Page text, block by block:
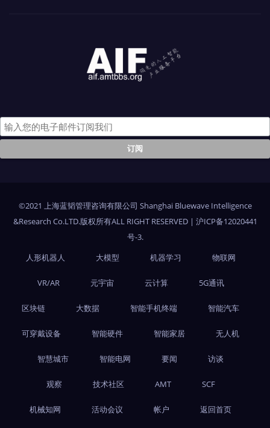
©2021 上海蓝韬管理咨询有限公司 Shanghai Bluewave Intelligence
&Research Co.LTD.版权所有ALL RIGHT RESERVED | 沪ICP备12020441
号-3.
人形机器人
大模型 机器学习 物联网
VR/AR 元宇宙 云计算 5G通讯
区块链 大数据 智能手机终端 智能汽车
可穿戴设备 智能硬件 智能家居 无人机
智慧城市 智能电网 要闻 访谈
观察 技术社区 AMT SCF
机械知网 活动会议 帐户 返回首页